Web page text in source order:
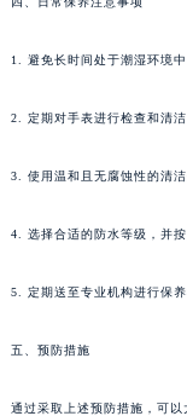
1. 避免长时间处于潮湿环境中
2. 定期对手表进行检查和清洁
3. 使用温和且无腐蚀性的清洁
4. 选择合适的防水等级，并按
5. 定期送至专业机构进行保养
五、预防措施
通过采取上述预防措施，可